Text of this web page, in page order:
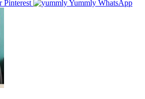
Pinterest Yummly WhatsApp